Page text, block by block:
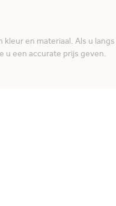
kleur en materiaal. Als u langs
u een accurate prijs geven.